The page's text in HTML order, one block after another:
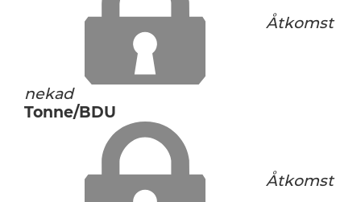
Åtkomst
nekad
Tonne/BDU
Åtkomst